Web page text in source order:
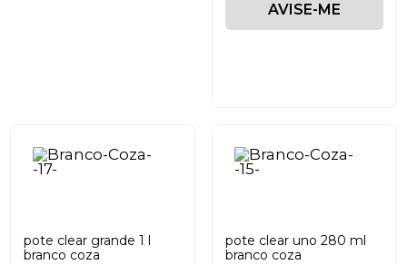
AVISE-ME
pote clear grande 1 l
branco coza
pote clear uno 280 ml
branco coza